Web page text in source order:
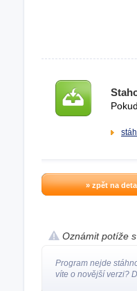
» zpět na
Oznámit potíže
Program nejde
víte o novější verzi?